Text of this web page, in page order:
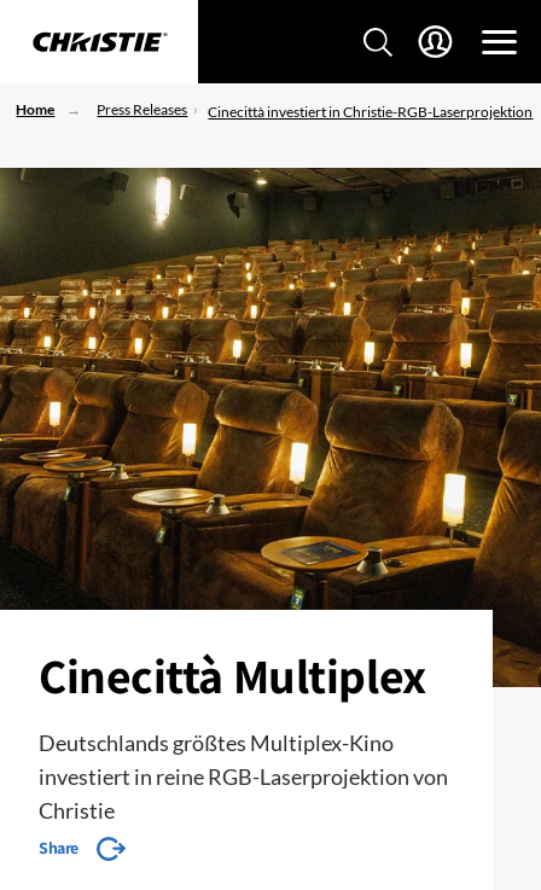
Home Press Releases Cinecittà investiert in Christie-RGB-Laserprojektion
Cinecittà Multiplex
Deutschlands größtes Multiplex-Kino
investiert in reine RGB-Laserprojektion von
Christie
Share